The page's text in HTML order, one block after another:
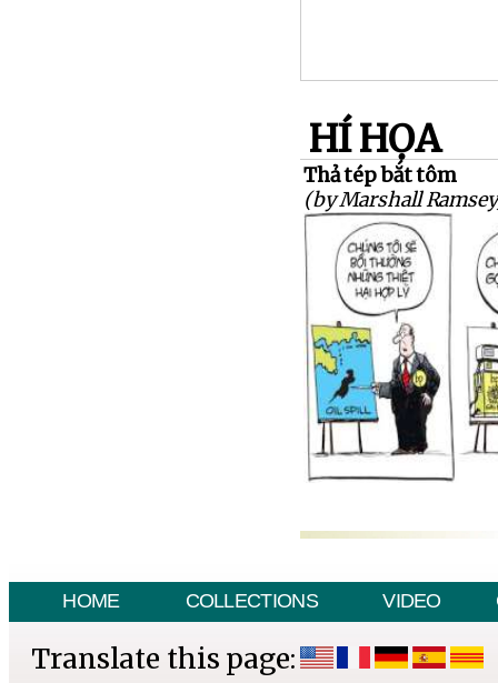
HÍ HỌA
Thả tép bắt tôm
(by Marshall
HOME COLLECTIONS VIDEO
Translate this page: